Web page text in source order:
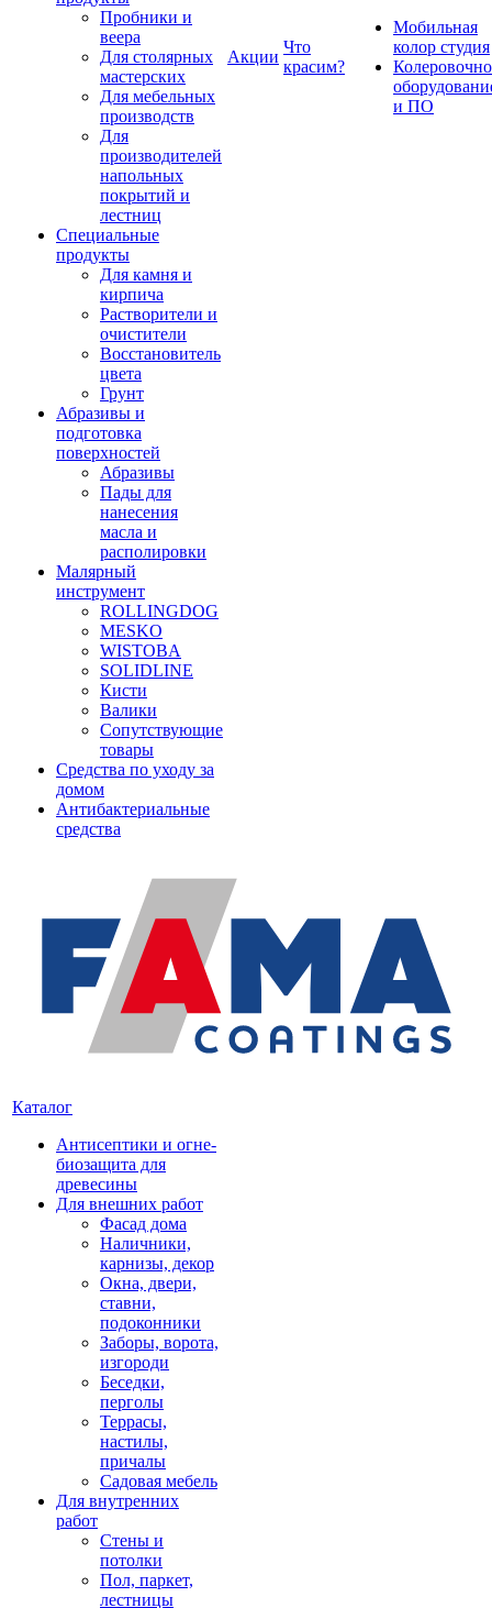
Пробники и
веера
Для столярных
мастерских
Для мебельных
производств
Для
производителей
напольных
покрытий и
лестниц
Специальные
продукты
Для камня и
кирпича
Растворители и
очистители
Восстановитель
цвета
Грунт
Абразивы и
подготовка
поверхностей
Абразивы
Пады для
нанесения
масла и
располировки
Малярный
инструмент
ROLLINGDOG
MESKO
WISTOBA
SOLIDLINE
Кисти
Валики
Сопутствующие
товары
Средства по уходу за
домом
Антибактериальные
средства
Акции
Что
красим?
Мобильная
колор студия
и ПО
Каталог
Антисептики и огне-
биозащита для
древесины
Для внешних работ
Фасад дома
Наличники,
карнизы, декор
Окна, двери,
ставни,
подоконники
Заборы, ворота,
изгороди
Беседки,
перголы
Террасы,
настилы,
причалы
Садовая мебель
Для внутренних
работ
Стены и
потолки
Пол, паркет,
лестницы